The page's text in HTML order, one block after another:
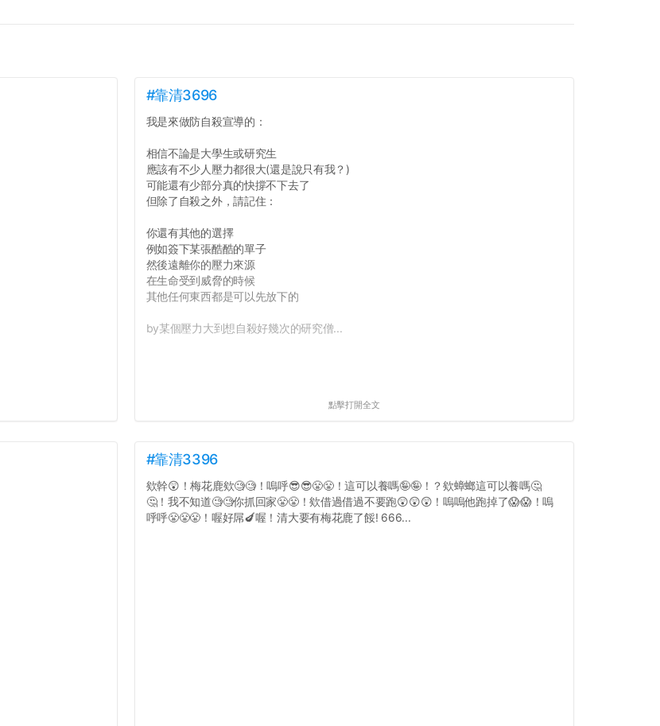
#靠清3696
我是來做防自殺宣導的：
相信不論是大學生或研究生
應該有不少人壓力都很大(還是說只有我？)
可能還有少部分真的快撐不下去了
但除了自殺之外，請記住：
你還有其他的選擇
例如簽下某張酷酷的單子
然後遠離你的壓力來源
在生命受到威脅的時候
其他任何東西都是可以先放下的
by某個壓力大到想自殺好幾次的研究僧...
點擊打開全文
#靠清3396
欸幹😲！梅花鹿欸🧐🧐！嗚呼😎😎😤😤！這可以養嗎🤪🤪！？欸蟑螂這可以養嗎🤔
🤔！我不知道🧐🧐你抓回家😤😤！欸借過借過不要跑😲😲😲！嗚嗚他跑掉了😱😱！嗚
呼呼😤😤😤！喔好屌🍆喔！清大要有梅花鹿了餒! 666...